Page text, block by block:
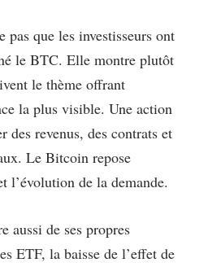
que les investisseurs ont
le BTC. Elle montre plutôt
le thème offrant
la plus visible. Une action
des revenus, des contrats et
Le Bitcoin repose
l’évolution de la demande.
aussi de ses propres
ETF, la baisse de l’effet de